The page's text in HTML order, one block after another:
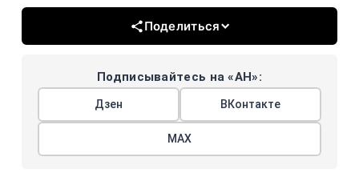
Поделиться
Подписывайтесь на «АН»:
Дзен ВКонтакте
МАХ